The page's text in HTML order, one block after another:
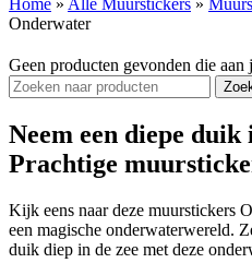
Onderwater
Geen producten gevonden die
Neem een diepe duik
Prachtige
Kijk eens naar deze muurstickers
een magische onderwaterwereld.
duik diep in de zee met deze